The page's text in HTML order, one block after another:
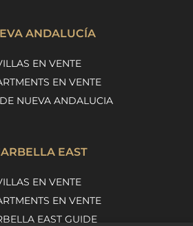
ANDALUCÍA
EN VENTE
EN VENTE
NUEVA ANDALUCIA
EAST
EN VENTE
EN VENTE
EAST GUIDE